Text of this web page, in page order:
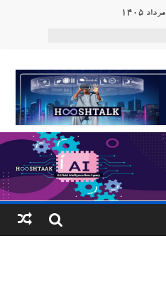
ربات «Aru» محصول شرکت فرانسوی Nio